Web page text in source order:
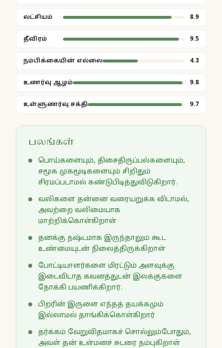
லட்சியம் 8.9
தீவிரம் 9.5
நம்பிக்கையின் எல்லை 4.3
உணர்வு ஆழம் 9.8
உள்ளுணர்வு சக்தி 9.7
பலங்கள்
பொய்களையும், திசைதிருப்பல்களையும்,
சமூக முகமூடிகளையும் சிறிதும்
சிரமப்படாமல் கண்டுபிடித்துவிடுகிறார்.
வலிகளை தன்னை வரையறுக்க விடாமல்,
அவற்றை வலிமையாக
மாற்றிக்கொள்கிறாள்
தனக்கு நஷ்டமாக இருந்தாலும் கூட
உண்மையுடன் நிலைத்திருக்கிறாள்
போட்டியாளர்களை மிரட்டும் அளவுக்கு
இடைவிடாத கவனத்துடன் இலக்குகளை
நோக்கி பயணிக்கிறார்.
பிறரின் இருளை எந்தத் தயக்கமும்
இல்லாமல் தாங்கிக்கொள்கிறார்
தர்க்கம் வேறுவிதமாகச் சொல்லும்போதும்,
அவள் தன் உள்மனச் சுடரை நம்புகிறாள்